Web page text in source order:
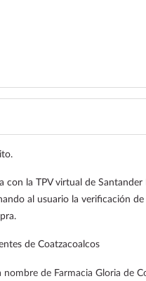
con la TPV virtual de Santander
al usuario la verificación
de Coatzacoalcos
de Farmacia Gloria de